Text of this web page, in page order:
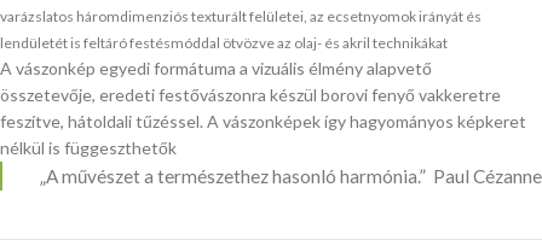
varázslatos háromdimenziós texturált felületei, az ecsetnyomok irányát és
lendületét is feltáró festésmóddal ötvözve az olaj- és akril technikákat
A vászonkép egyedi formátuma a vizuális élmény alapvető
összetevője, eredeti festővászonra készül borovi fenyő vakkeretre
feszítve, hátoldali tűzéssel. A vászonképek így hagyományos képkeret
nélkül is függeszthetők
„A művészet a természethez hasonló harmónia.” Paul Cézanne